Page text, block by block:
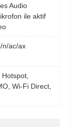
Audio
ile aktif
n/ac/ax
Wi-Fi Direct,